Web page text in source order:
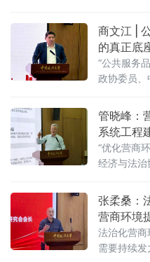
商环境的
治提供明
化营商环境
成立，同
政府促进招
商文江 |
的真正底
“公共服务
政协委员、
营商环境
作出上述
例》施行后
政策洼地”
稳定、高
管晓峰：
系统工程
“优化营商
经济与法治
教授管晓
环境建设
上述表示。
系统工程
阐述以系
张柔桑：
营商环境
法治化营商
需要持续发